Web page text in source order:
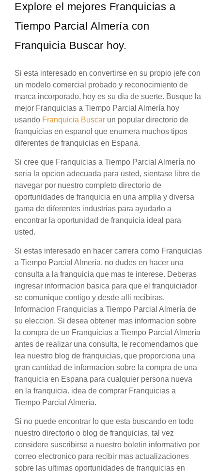
Explore el mejores Franquicias a
Tiempo Parcial Almería con
Franquicia Buscar hoy.
Si esta interesado en convertirse en su propio jefe con
un modelo comercial probado y reconocimiento de
marca incorporado, hoy es su dia de suerte. Busque la
mejor Franquicias a Tiempo Parcial Almería hoy
usando Franquicia Buscar un popular directorio de
franquicias en espanol que enumera muchos tipos
diferentes de franquicias en Espana.
Si cree que Franquicias a Tiempo Parcial Almería no
seria la opcion adecuada para usted, sientase libre de
navegar por nuestro completo directorio de
oportunidades de franquicia en una amplia y diversa
gama de diferentes industrias para ayudarlo a
encontrar la oportunidad de franquicia ideal para
usted.
Si estas interesado en hacer carrera como Franquicias
a Tiempo Parcial Almería, no dudes en hacer una
consulta a la franquicia que mas te interese. Deberas
ingresar informacion basica para que el franquiciador
se comunique contigo y desde alli recibiras.
Informacion Franquicias a Tiempo Parcial Almería de
su eleccion. Si desea obtener mas informacion sobre
la compra de un Franquicias a Tiempo Parcial Almería
antes de realizar una consulta, le recomendamos que
lea nuestro blog de franquicias, que proporciona una
gran cantidad de informacion sobre la compra de una
franquicia en Espana para cualquier persona nueva
en la franquicia. idea de comprar Franquicias a
Tiempo Parcial Almería.
Si no puede encontrar lo que esta buscando en todo
nuestro directorio o blog de franquicias, tal vez
considere suscribirse a nuestro boletin informativo por
correo electronico para recibir mas actualizaciones
sobre las ultimas oportunidades de franquicias en